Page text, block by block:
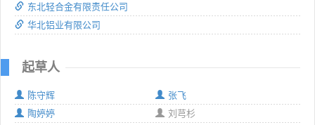
东北轻合金有限责任公司
华北铝业有限公司
起草人
陈守辉
张飞
陶婷婷
刘芎杉